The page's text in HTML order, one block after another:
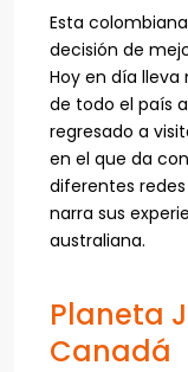
Esta
decisión de
Hoy en día
de todo el país
regresado a
en el que da
diferentes
narra sus
australiana.
Planeta
Canadá